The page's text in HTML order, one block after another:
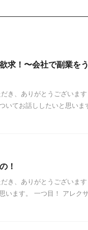
求！〜会社で副業を
き、ありがとうございま
いてお話ししたいと思い
！
き、ありがとうございま
います。 一つ目！ アレク